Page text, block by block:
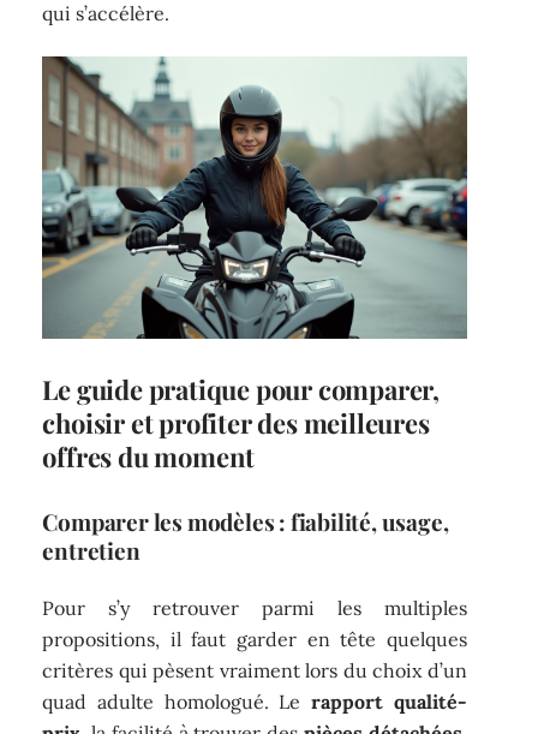
qui s’accélère.
Le guide pratique pour comparer,
choisir et profiter des meilleures
offres du moment
Comparer les modèles : fiabilité, usage,
entretien
Pour s’y retrouver parmi les multiples
propositions, il faut garder en tête quelques
critères qui pèsent vraiment lors du choix d’un
quad adulte homologué. Le rapport qualité-